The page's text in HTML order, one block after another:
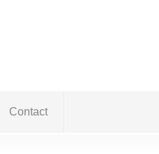
Contact